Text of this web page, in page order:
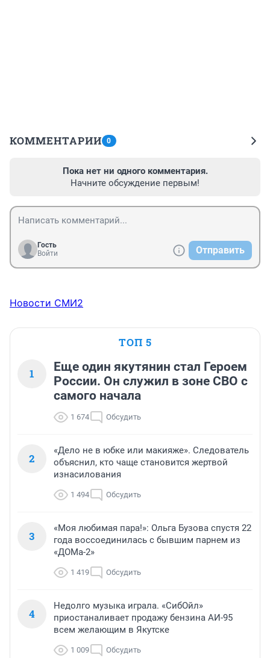
КОММЕНТАРИИ 0
Пока нет ни одного комментария.
Начните обсуждение первым!
Гость
Войти
Отправить
Новости СМИ2
ТОП 5
1
Еще один якутянин стал Героем
России. Он служил в зоне СВО с
самого начала
1 674 Обсудить
2
«Дело не в юбке или макияже». Следователь
объяснил, кто чаще становится жертвой
изнасилования
1 494 Обсудить
3
«Моя любимая пара!»: Ольга Бузова спустя 22
года воссоединилась с бывшим парнем из
«ДОМа-2»
1 419 Обсудить
4
Недолго музыка играла. «СибОйл»
приостаналивает продажу бензина АИ-95
всем желающим в Якутске
1 009 Обсудить